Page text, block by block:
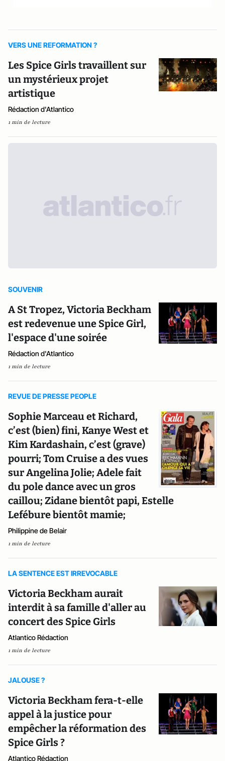
VERS UNE REFORMATION ?
Les Spice Girls travaillent sur
un mystérieux projet
artistique
Rédaction d'Atlantico
1 min de lecture
SOUVENIR
A St Tropez, Victoria Beckham
est redevenue une Spice Girl,
l'espace d'une soirée
Rédaction d'Atlantico
1 min de lecture
REVUE DE PRESSE PEOPLE
Sophie Marceau et Richard,
c’est (bien) fini, Kanye West et
Kim Kardashain, c’est (grave)
pourri; Tom Cruise a des vues
sur Angelina Jolie; Adele fait
du pole dance avec un gros
caillou; Zidane bientôt papi, Estelle
Lefébure bientôt mamie;
Philippine de Belair
1 min de lecture
LA SENTENCE EST IRREVOCABLE
Victoria Beckham aurait
interdit à sa famille d'aller au
concert des Spice Girls
Atlantico Rédaction
1 min de lecture
JALOUSE ?
Victoria Beckham fera-t-elle
appel à la justice pour
empêcher la réformation des
Spice Girls ?
Atlantico Rédaction